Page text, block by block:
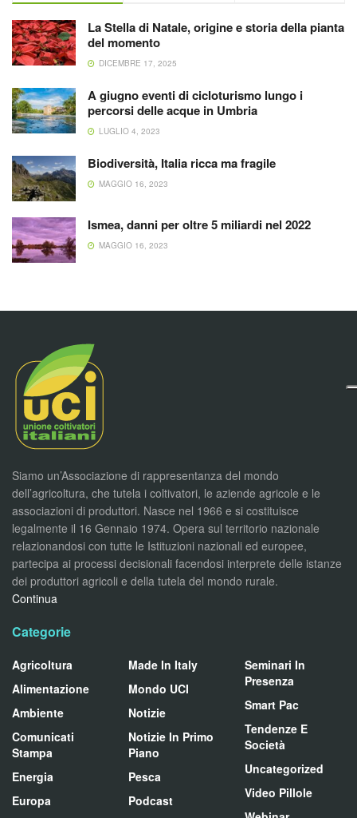
La Stella di Natale, origine e storia della pianta
del momento
DICEMBRE 17, 2025
A giugno eventi di cicloturismo lungo i
percorsi delle acque in Umbria
LUGLIO 4, 2023
Biodiversità, Italia ricca ma fragile
MAGGIO 16, 2023
Ismea, danni per oltre 5 miliardi nel 2022
MAGGIO 16, 2023
Siamo un’Associazione di rappresentanza del mondo
dell’agricoltura, che tutela i coltivatori, le aziende agricole e le
associazioni di produttori. Nasce nel 1966 e si costituisce
legalmente il 16 Gennaio 1974. Opera sul territorio nazionale
relazionandosi con tutte le Istituzioni nazionali ed europee,
partecipa ai processi decisionali facendosi interprete delle istanze
dei produttori agricoli e della tutela del mondo rurale.
Continua
Categorie
Agricoltura
Alimentazione
Ambiente
Comunicati
Stampa
Energia
Europa
Made In Italy
Mondo UCI
Notizie
Notizie In Primo
Piano
Pesca
Podcast
Seminari In
Presenza
Smart Pac
Tendenze E
Società
Uncategorized
Video Pillole